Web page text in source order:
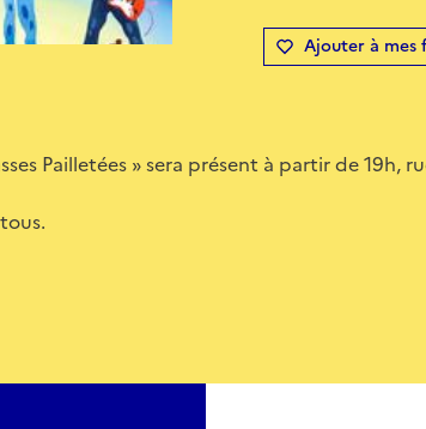
Ajouter à mes
Pailletées » sera présent à partir de 19h,